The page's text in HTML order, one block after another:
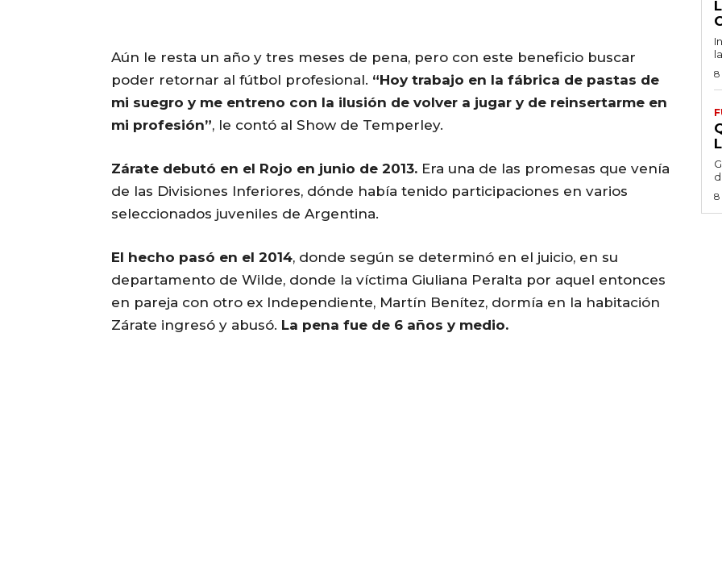
Aún le resta un año y tres meses de pena, pero con este beneficio buscar
poder retornar al fútbol profesional. “Hoy trabajo en la fábrica de pastas de
mi suegro y me entreno con la ilusión de volver a jugar y de reinsertarme en
mi profesión”, le contó al Show de Temperley.
Zárate debutó en el Rojo en junio de 2013. Era una de las promesas que venía
de las Divisiones Inferiores, dónde había tenido participaciones en varios
seleccionados juveniles de Argentina.
El hecho pasó en el 2014, donde según se determinó en el juicio, en su
departamento de Wilde, donde la víctima Giuliana Peralta por aquel entonces
en pareja con otro ex Independiente, Martín Benítez, dormía en la habitación
Zárate ingresó y abusó. La pena fue de 6 años y medio.
8
8